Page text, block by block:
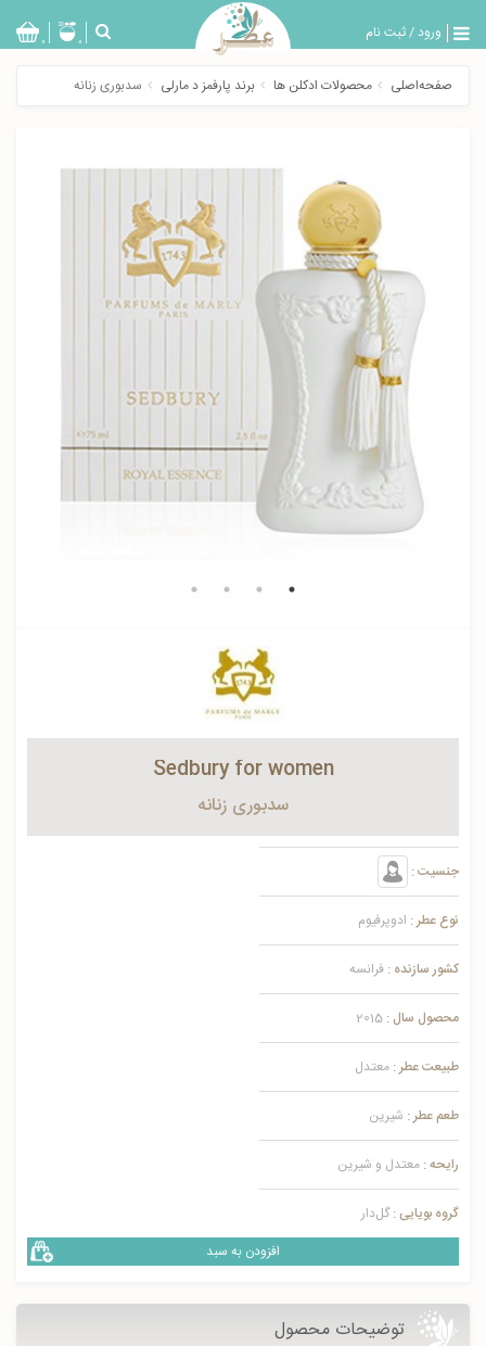
ورود/ثبت نام
بازگشت
0 0
صفحه‌اصلی محصولات ادکلن ها برند پارفمز د مارلی سدبوری زنانه
Sedbury for women
سدبوری زنانه
جنسیت :
نوع عطر : ادوپرفیوم
کشور سازنده : فرانسه
محصول سال : 2015
طبیعت عطر : معتدل
طعم عطر : شیرین
رایحه : معتدل و شیرین
گروه بویایی : گل‌دار
افزودن به سبد
توضیحات محصول